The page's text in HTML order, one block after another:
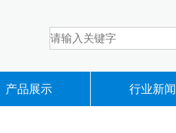
产品展示 行业新闻